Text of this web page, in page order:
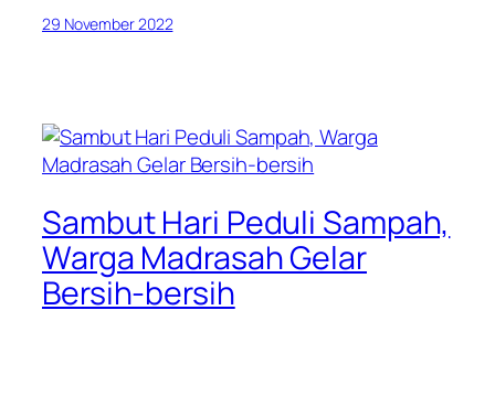
29 November 2022
Sambut Hari Peduli Sampah,
Warga Madrasah Gelar
Bersih-bersih